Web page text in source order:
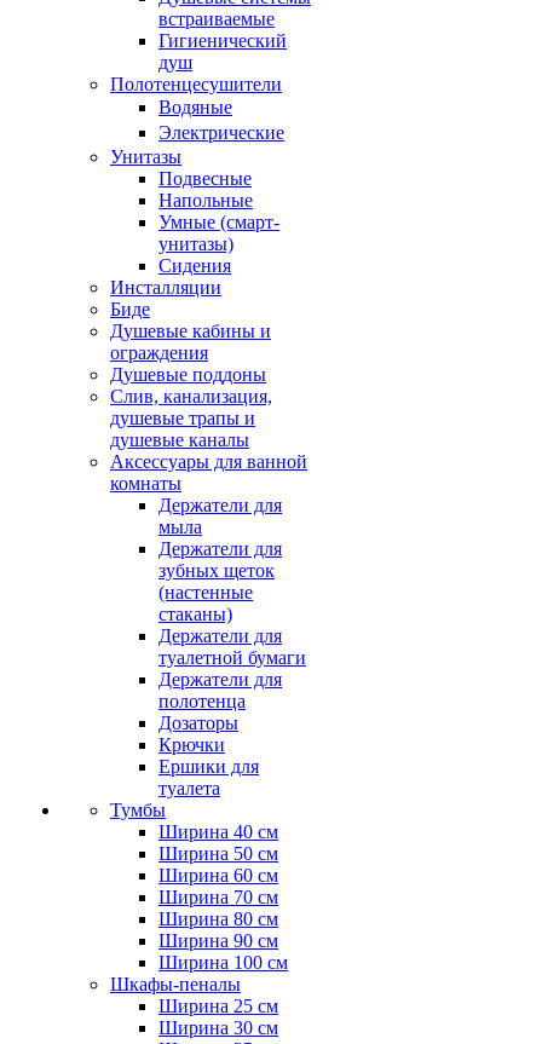
встраиваемые
Гигиенический
душ
Полотенцесушители
ㅤВодяные
ㅤЭлектрические
Унитазы
Подвесные
Напольные
Умные (смарт-
унитазы)
Сидения
Инсталляции
Биде
Душевые кабины и
ограждения
Душевые поддоны
Слив, канализация,
душевые трапы и
душевые каналы
Аксессуары для ванной
комнаты
Держатели для
мыла
Держатели для
зубных щеток
(настенные
стаканы)
Держатели для
туалетной бумаги
Держатели для
полотенца
Дозаторы
Крючки
Ершики для
туалета
Тумбы
Ширина 40 см
Ширина 50 см
Ширина 60 см
Ширина 70 см
Ширина 80 см
Ширина 90 см
Ширина 100 см
Шкафы-пеналы
Ширина 25 см
Ширина 30 см